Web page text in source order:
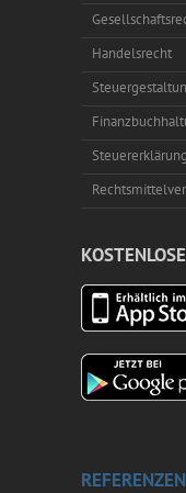
Handelsrecht
REFERENZEN